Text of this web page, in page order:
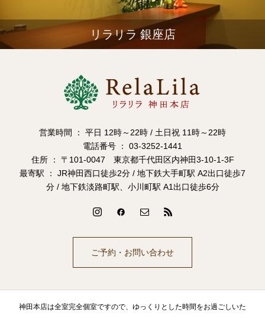
リラリラ 銀座店
営業時間 ： 平日 12時～22時 / 土日祝 11時～22時
電話番号 ： 03-3252-1441
住所 ： 〒101-0047 東京都千代田区内神田3-10-1-3F
最寄駅 ： JR神田西口徒歩2分 / 地下鉄大手町駅 A2出口徒歩7
分 / 地下鉄淡路町駅、小川町駅 A1出口徒歩6分
ご予約・お問い合わせ
神田本店は全室完全個室ですので、ゆっくりとした時間をお過ごしいた